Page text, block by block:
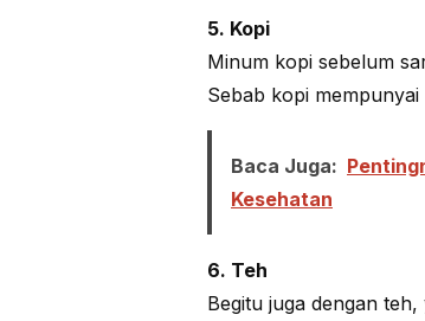
5. Kopi
Minum kopi sebelum
Sebab kopi
Baca Juga:
Kesehatan
6. Teh
Begitu juga dengan